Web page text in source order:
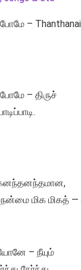
–
– திருச்
மிக மிகத்
– நீயும்